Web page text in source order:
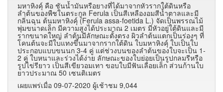
มหาหิงคุ์ คือ ชันน้ำมันหรือยางที่ได้มาจากหัวรากใต้ดินหรือ
ลำต้นของพืชในตระกูล Ferula เป็นสีเหลืองอมสีน้ำตาลและมี
กลิ่นฉุน ต้นมหาหิงคุ์ (Ferula assa-foetida L.) จัดเป็นพรรณไม้
พุ่มขนาดเล็ก มีความสูงได้ประมาณ 2 เมตร มีหัวอยู่ใต้ดินและมี
รากขนาดใหญ่ ลำต้นมีลักษณะตั้งตรง ผิวลำต้นแตกเป็นร่องๆ ที่
โคนต้นจะมีใบแทงขึ้นมาจากรากใต้ดิน ใบมหาหิงคุ์ ใบเป็นใบ
ประกอบแบบขนนก 3-4 คู่ แต่ช่วงบนของลำต้นของใบจะเป็น 1-
2 คู่ ใบหนาและร่วงได้ง่าย ลักษณะของใบย่อยเป็นรูปกลมรีหรือ
รูปไข่รียาว เป็นสีเขียวอมเทา ขอบใบมีฟันเลื่อยเล็ก ส่วนก้านใบ
ยาวประมาณ 50 เซนติเมตร
เผยแพร่เมื่อ 09-07-2020 ผู้เช้าชม 9,044